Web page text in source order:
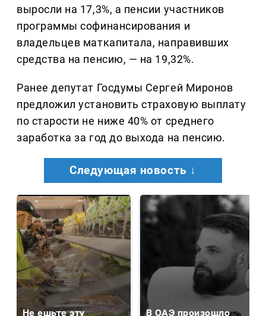
выросли на 17,3%, а пенсии участников
программы софинансирования и
владельцев маткапитала, направивших
средства на пенсию, — на 19,32%.
Ранее депутат Госдумы Сергей Миронов
предложил установить страховую выплату
по старости не ниже 40% от среднего
заработка за год до выхода на пенсию.
Следующая новость ↓
Не ешьте эту В ОАЭ произошло